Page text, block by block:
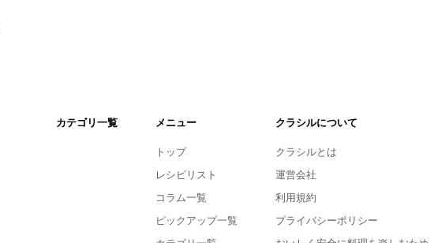
カテゴリ一覧 メニュー
トップ
レシピリスト
コラム一覧
ピックアップ一覧
クラシルについて
クラシルとは
運営会社
利用規約
プライバシーポリシー